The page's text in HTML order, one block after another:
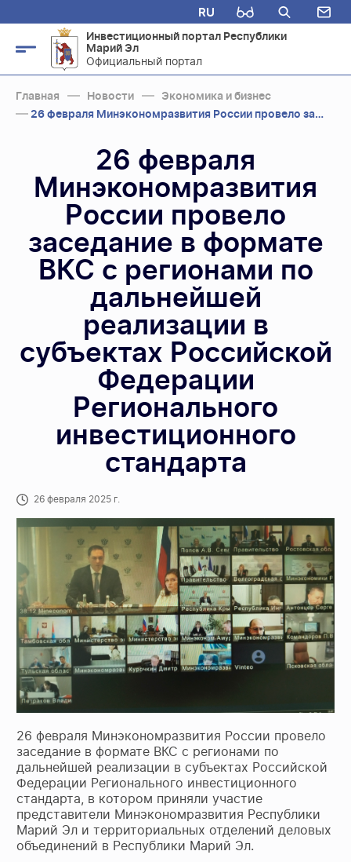
Инвестиционный портал Республики
Марий Эл
Официальный портал
RU
Главная Новости
Экономика и бизнес
26 февраля Минэкономразвития России провело заседание в формате ВКС с регионами ...
26 февраля
Минэкономразвития
России провело
заседание в формате
ВКС с регионами по
дальнейшей
реализации в
субъектах Российской
Федерации
Регионального
инвестиционного
стандарта
26 февраля 2025 г.
26 февраля Минэкономразвития России провело
заседание в формате ВКС с регионами по
дальнейшей реализации в субъектах Российской
Федерации Регионального инвестиционного
стандарта, в котором приняли участие
представители Минэкономразвития Республики
Марий Эл и территориальных отделений деловых
объединений в Республики Марий Эл.